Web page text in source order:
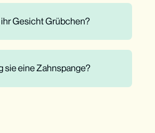
ihr Gesicht Grübchen?
sie eine Zahnspange?